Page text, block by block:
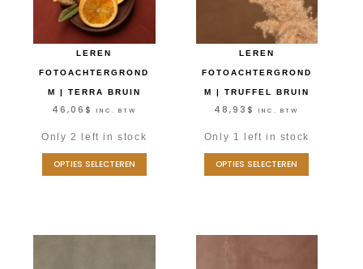
LEREN
FOTOACHTERGROND
M | TERRA BRUIN
46,06 $ INC. BTW
Only 2 left in stock
OPTIES SELECTEREN
LEREN
FOTOACHTERGROND
M | TRUFFEL BRUIN
48,93 $ INC. BTW
Only 1 left in stock
OPTIES SELECTEREN